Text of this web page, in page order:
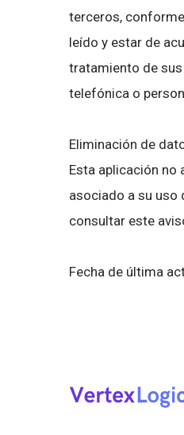
terceros,
leído y estar de
tratamiento de
telefónica o
Eliminación de
Esta aplicación no
asociado a su uso
consultar este
Fecha de última